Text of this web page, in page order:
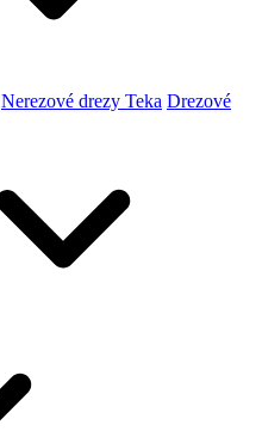
Nerezové drezy Teka Drezové